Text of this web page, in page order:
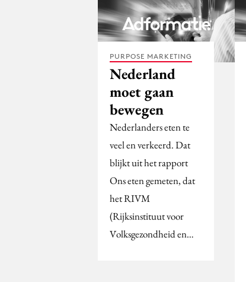
PURPOSE MARKETING
Nederland
moet gaan
bewegen
Nederlanders eten te
veel en verkeerd. Dat
blijkt uit het rapport
Ons eten gemeten, dat
het RIVM
(Rijksinstituut voor
Volksgezondheid en…